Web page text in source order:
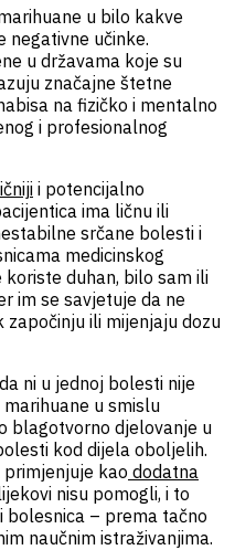
u bilo kakve
negativne učinke.
u državama koje su
značajne štetne
na fizičko i mentalno
i profesionalnog
i potencijalno
ima ličnu ili
srčane bolesti i
medicinskog
duhan, bilo sam ili
im se savjetuje da ne
započinju ili mijenjaju dozu
ni u jednoj bolesti nije
u smislu
blagotvorno djelovanje u
kod dijela oboljelih.
primjenjuje kao dodatna
nisu pomogli, i to
bolesnica – prema tačno
naučnim istraživanjima.